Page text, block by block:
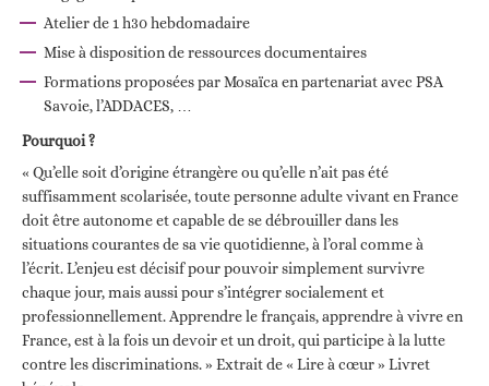
Atelier de 1 h30 hebdomadaire
Mise à disposition de ressources documentaires
Formations proposées par Mosaïca en partenariat avec PSA
Savoie, l’ADDACES, …
Pourquoi ?
« Qu’elle soit d’origine étrangère ou qu’elle n’ait pas été
suffisamment scolarisée, toute personne adulte vivant en France
doit être autonome et capable de se débrouiller dans les
situations courantes de sa vie quotidienne, à l’oral comme à
l’écrit. L’enjeu est décisif pour pouvoir simplement survivre
chaque jour, mais aussi pour s’intégrer socialement et
professionnellement. Apprendre le français, apprendre à vivre en
France, est à la fois un devoir et un droit, qui participe à la lutte
contre les discriminations. » Extrait de « Lire à cœur » Livret